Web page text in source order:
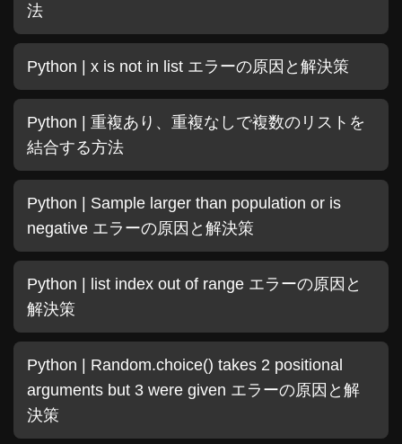
法
Python | x is not in list エラーの原因と解決策
Python | 重複あり、重複なしで複数のリストを
結合する方法
Python | Sample larger than population or is
negative エラーの原因と解決策
Python | list index out of range エラーの原因と
解決策
Python | Random.choice() takes 2 positional
arguments but 3 were given エラーの原因と解
決策